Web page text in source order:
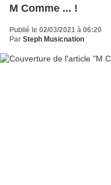
M Comme ... !
Publié le 02/03/2021 à 06:20
Par Steph Musicnation